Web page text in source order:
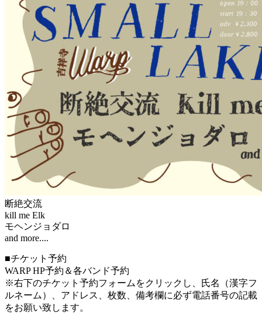
断絶交流
kill me Elk
モヘンジョダロ
and more....
■チケット予約
WARP HP予約＆各バンド予約
※右下のチケット予約フォームをクリックし、氏名（漢字フ
ルネーム）、アドレス、枚数、備考欄に必ず電話番号の記載
をお願い致します。